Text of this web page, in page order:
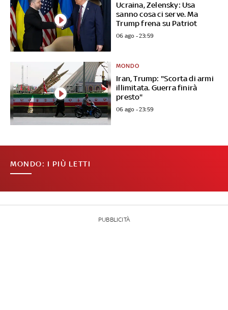
Ucraina, Zelensky: Usa
sanno cosa ci serve. Ma
Trump frena su Patriot
06 ago - 23:59
Iran, Trump: "Scorta di armi
illimitata. Guerra finirà
presto"
MONDO
06 ago - 23:59
MONDO: I PIÙ LETTI
PUBBLICITÀ